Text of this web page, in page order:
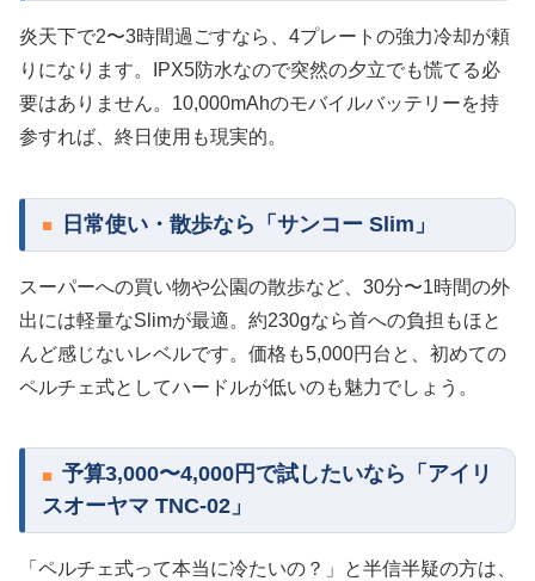
炎天下で2〜3時間過ごすなら、4プレートの強力冷却が頼
りになります。IPX5防水なので突然の夕立でも慌てる必
要はありません。10,000mAhのモバイルバッテリーを持
参すれば、終日使用も現実的。
日常使い・散歩なら「サンコー Slim」
スーパーへの買い物や公園の散歩など、30分〜1時間の外
出には軽量なSlimが最適。約230gなら首への負担もほと
んど感じないレベルです。価格も5,000円台と、初めての
ペルチェ式としてハードルが低いのも魅力でしょう。
予算3,000〜4,000円で試したいなら「アイリ
スオーヤマ TNC-02」
「ペルチェ式って本当に冷たいの？」と半信半疑の方は、